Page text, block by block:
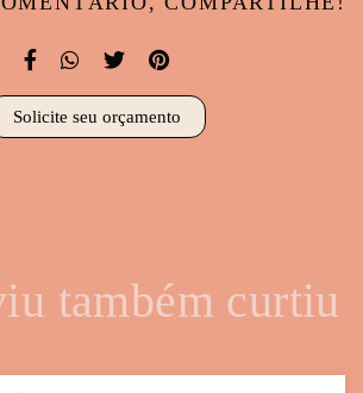
Solicite seu orçamento
também curtiu